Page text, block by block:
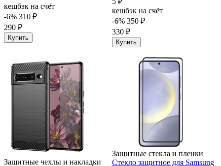
кешбэк на счёт
-6% 310 ₽
290 ₽
Купить
кешбэк на счёт
-6% 350 ₽
330 ₽
Купить
Защитные чехлы и накладки
Защитные стекла и пленки
Стекло защитное для Samsung